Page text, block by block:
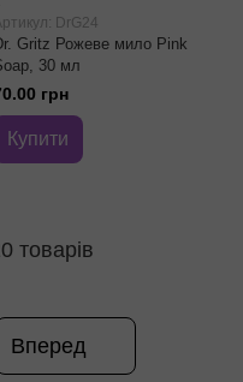
DrG24
Gritz Рожеве мило Pink
30 мл
грн
Купити
товарів
Вперед